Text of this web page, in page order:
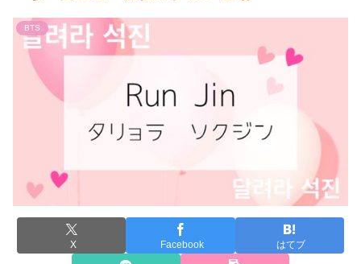
BTS
X Facebook はてブ